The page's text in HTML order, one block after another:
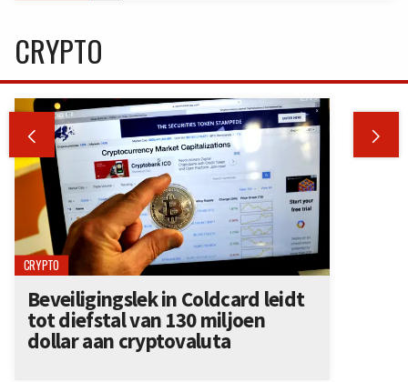
CRYPTO
 
CRYPTO
Beveiligingslek in Coldcard leidt
tot diefstal van 130 miljoen
dollar aan cryptovaluta